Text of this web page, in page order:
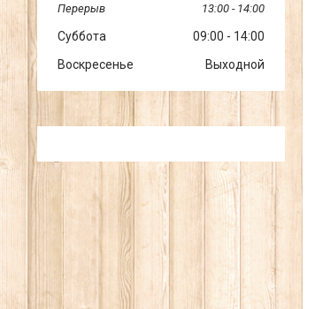
13:00 14:00
Суббота 09:00
14:00
Воскресенье
Выходной